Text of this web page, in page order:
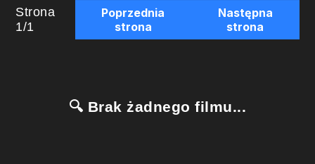
Strona
1/1
Poprzednia
strona
Następna
strona
🔍 Brak żadnego filmu...